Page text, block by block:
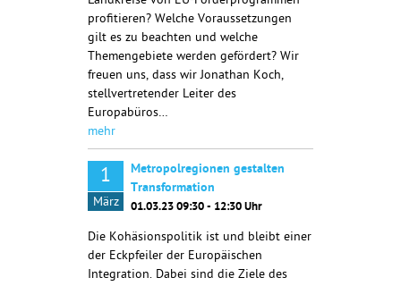
profitieren? Welche Voraussetzungen
gilt es zu beachten und welche
Themengebiete werden gefördert? Wir
freuen uns, dass wir Jonathan Koch,
stellvertretender Leiter des
Europabüros…
mehr
1
März
Metropolregionen gestalten
Transformation
01.03.23 09:30 - 12:30 Uhr
Die Kohäsionspolitik ist und bleibt einer
der Eckpfeiler der Europäischen
Integration. Dabei sind die Ziele des